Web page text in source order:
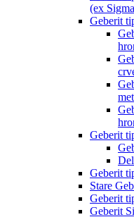
(ex
Geberit
Geberit
Geberit
Stare
Geberit
Geberit